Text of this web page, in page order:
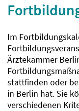
Im
Ärztekammer
stattfinden oder
in Berlin hat. Sie
verschiedenen